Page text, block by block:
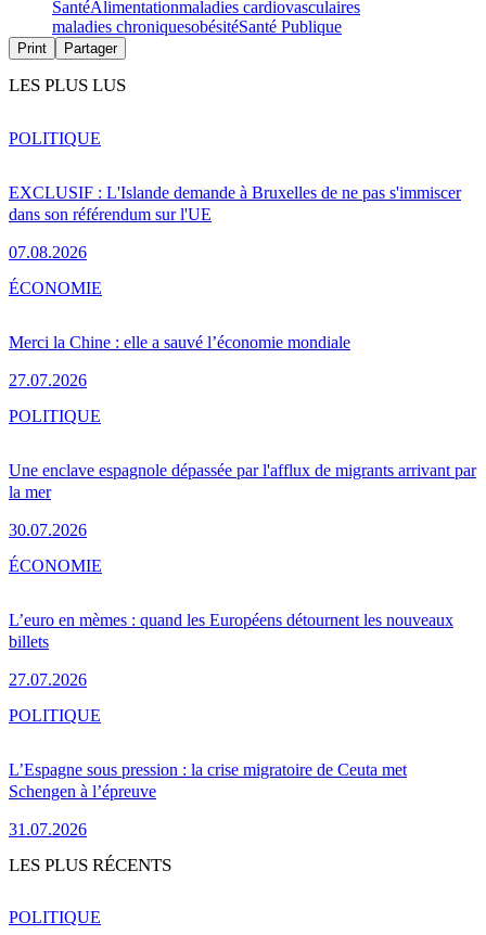
SantéAlimentationmaladies cardiovasculaires
maladies chroniquesobésitéSanté Publique
Print Partager
LES PLUS LUS
EXCLUSIF : L'Islande demande à Bruxelles de ne pas s'immiscer
dans son référendum sur l'UE
07.08.2026
POLITIQUE
Merci la Chine : elle a sauvé l’économie mondiale
27.07.2026
ÉCONOMIE
Une enclave espagnole dépassée par l'afflux de migrants arrivant par
la mer
30.07.2026
POLITIQUE
L’euro en mèmes : quand les Européens détournent les nouveaux
billets
27.07.2026
ÉCONOMIE
L’Espagne sous pression : la crise migratoire de Ceuta met
Schengen à l’épreuve
31.07.2026
POLITIQUE
LES PLUS RÉCENTS
POLITIQUE